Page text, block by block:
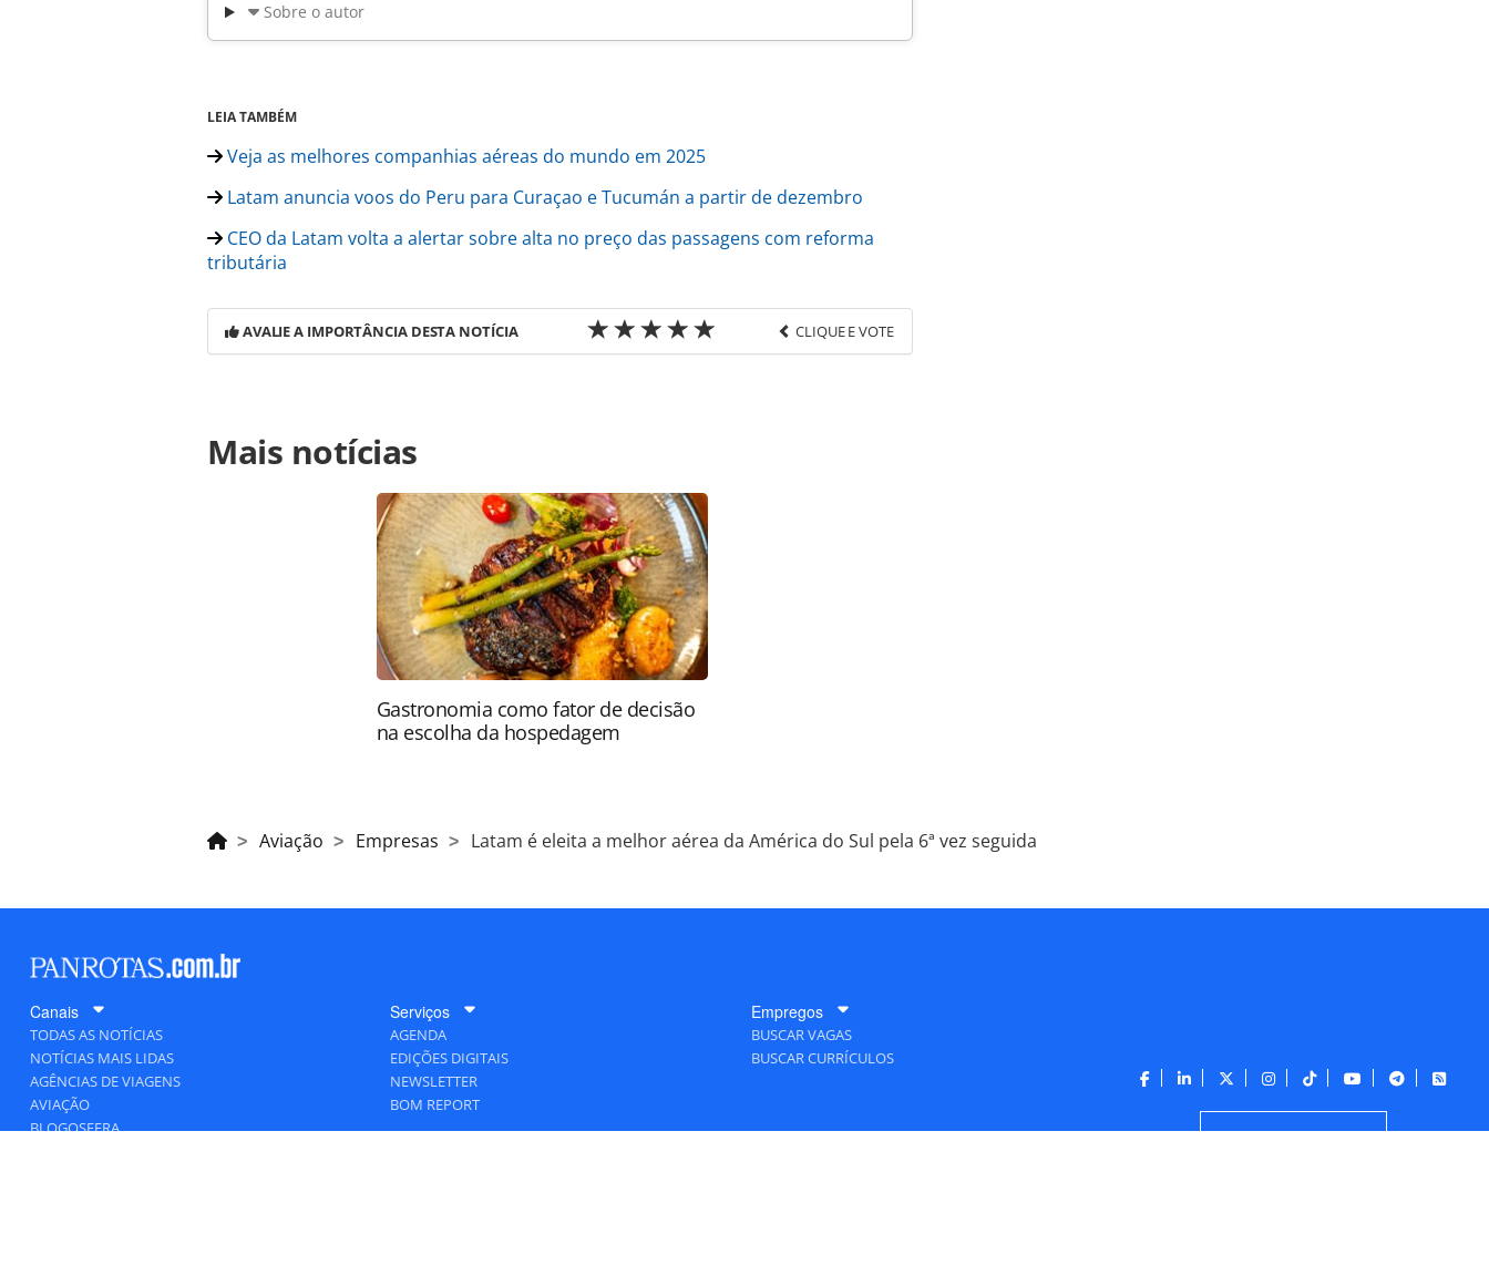
Sobre o autor
LEIA TAMBÉM
Veja as melhores companhias aéreas do mundo em 2025
Latam anuncia voos do Peru para Curaçao e Tucumán a partir de dezembro
CEO da Latam volta a alertar sobre alta no preço das passagens com reforma
tributária
AVALIE A IMPORTÂNCIA DESTA NOTÍCIA CLIQUE E VOTE
https://www.panrotas.com.br/aviacao/empresas/2025/06/latam-e-eleita-a-melhor-
aerea-da-america-do-sul-pela-6a-vez-seguida_218646.html ou as ferramentas oferecidas
na página. Todo o conteúdo produzido pela PANROTAS Editora é protegido pela
legislação brasileira sobre direito autoral. Não reproduza o conteúdo sem autorização
da PANROTAS Editora (copyright@panrotas.com.br).
Mais notícias
Gastronomia como fator de decisão
na escolha da hospedagem
Aviação Empresas Latam é eleita a melhor aérea da América do Sul pela 6ª vez seguida
Canais
TODAS AS NOTÍCIAS
NOTÍCIAS MAIS LIDAS
AGÊNCIAS DE VIAGENS
AVIAÇÃO
BLOGOSFERA
Serviços
AGENDA
EDIÇÕES DIGITAIS
NEWSLETTER
BOM REPORT
Empregos
BUSCAR VAGAS
BUSCAR CURRÍCULOS
CONTATO